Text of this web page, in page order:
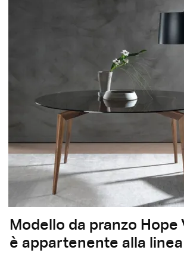
Modello da pranzo Hope
è appartenente alla linea